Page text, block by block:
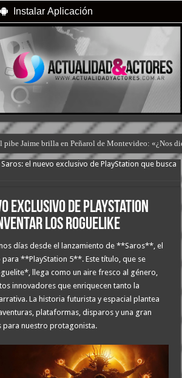
Instalar Aplicación
pibe Jaime brilla en Peñarol de Montevideo: «¿Nos
Saros: el nuevo exclusivo de PlayStation que busca
exclusivo de PlayStation
los roguelike
días desde el lanzamiento de **Saros**, el
**PlayStation 5**. Este título, que se
llega como un aire fresco al género,
innovadores que enriquecen tanto la
La historia futurista y espacial plantea
plataformas, disparos y una gran
para nuestro protagonista.